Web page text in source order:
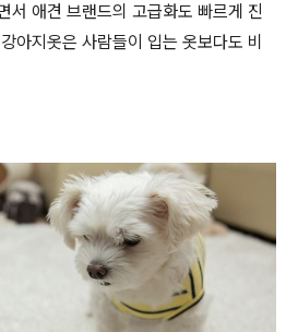
서 애견 브랜드의 고급화도 빠르게 진
아지옷은 사람들이 입는 옷보다도 비